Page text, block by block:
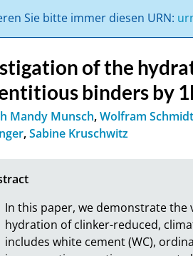
Sie bitte immer diesen URN:
of the
binders by
Mandy Munsch,Wolfram Schmidt
,Sabine Kruschwitz
In this paper, we demonstrate the
hydration of clinker-reduced,
includes white cement (WC),